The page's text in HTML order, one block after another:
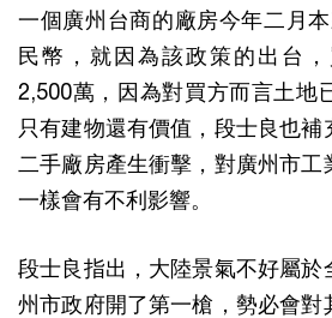
一個廣州台商的廠房今年二月
民幣，就因為該政策的出台
2,500萬，因為對買方而言土地
只有建物還有價值，段士良也
二手廠房產生衝擊，對廣州市
一樣會有不利影響。
段士良指出，大陸景氣不好屬於
州市政府開了第一槍，勢必會對